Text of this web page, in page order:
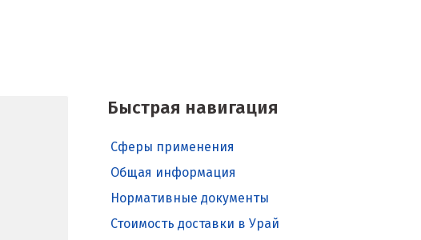
Быстрая навигация
Сферы применения
Общая информация
Нормативные документы
Стоимость доставки в Урай